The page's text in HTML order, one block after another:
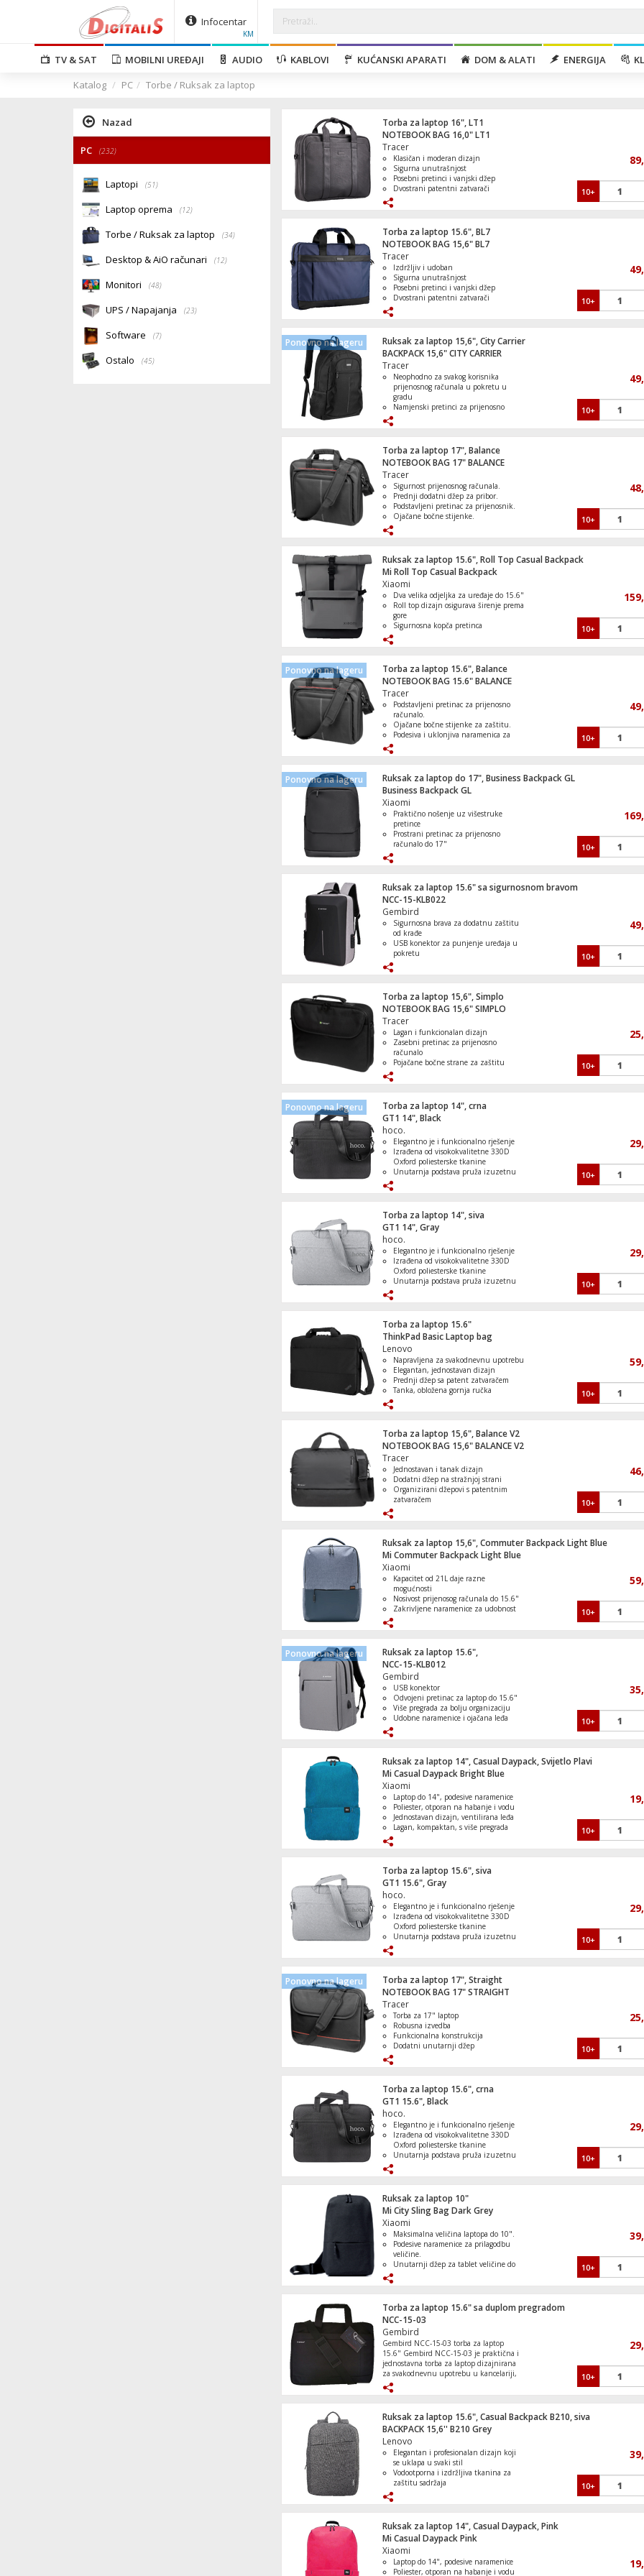
Infocentar
KM
TV & SAT MOBILNI UREĐAJI AUDIO KABLOVI KUĆANSKI APARATI DOM & ALATI ENERGIJA
Katalog
PC Torbe / Ruksak za laptop
Nazad
PC (232)
Laptopi (51)
Laptop oprema (12)
Torbe / Ruksak za laptop (34)
Desktop & AiO računari (12)
Monitori (48)
UPS / Napajanja (23)
Software (7)
Ostalo (45)
Torba za laptop 16", LT1
NOTEBOOK BAG 16,0" LT1
Tracer
Klasičan i moderan dizajn
Sigurna unutrašnjost
Posebni pretinci i vanjski džep
Dvostrani patentni zatvarači
10+
Torba za laptop 15.6", BL7
NOTEBOOK BAG 15,6" BL7
Tracer
Izdržljiv i udoban
Sigurna unutrašnjost
Posebni pretinci i vanjski džep
Dvostrani patentni zatvarači
10+
Ponovno na lageru
Ruksak za laptop 15,6", City Carrier
BACKPACK 15,6" CITY CARRIER
Tracer
Neophodno za svakog korisnika
prijenosnog računala u pokretu u
gradu
Namjenski pretinci za prijenosno
Pretinac za prijenosno računalo s
trakom na čičak
Reflektirajući dizajn za veću sigurnost
nakon što padne mrak
Meka podstava na leđima i
naramenicama za udobnost
10+
Torba za laptop 17", Balance
NOTEBOOK BAG 17" BALANCE
Tracer
Sigurnost prijenosnog računala.
Prednji dodatni džep za pribor.
Podstavljeni pretinac za prijenosnik.
Ojačane bočne stijenke.
10+
Ruksak za laptop 15.6", Roll Top Casual Backpack
Mi Roll Top Casual Backpack
Xiaomi
Dva velika odjeljka za uređaje do 15.6"
Roll top dizajn osigurava širenje prema
gore
Sigurnosna kopča pretinca
Mat završni materijal tijela ruksaka
10+
Ponovno na lageru
Torba za laptop 15.6", Balance
NOTEBOOK BAG 15.6" BALANCE
Tracer
Podstavljeni pretinac za prijenosno
računalo.
Ojačane bočne stijenke za zaštitu.
Podesiva i uklonjiva naramenica za
Prednji dodatni džep za pohranu
dodataka.
Remen za prtljagu za praktičnost.
10+
Ponovno na lageru
Ruksak za laptop do 17", Business Backpack GL
Business Backpack GL
Xiaomi
Praktično nošenje uz višestruke
pretince
Prostrani pretinac za prijenosno
računalo do 17"
Dvostruki bočni pretinci
Ergonomski dizajn ruksaka sa širokim
naramenicama
10+
Ruksak za laptop 15.6" sa sigurnosnom bravom
NCC-15-KLB022
Gembird
Sigurnosna brava za dodatnu zaštitu
od krađe
USB konektor za punjenje uređaja u
pokretu
Ergonomski dizajn za udobno nošenje
Više pretinaca za bolju organizaciju
stvari
10+
Torba za laptop 15,6", Simplo
NOTEBOOK BAG 15,6" SIMPLO
Tracer
Lagan i funkcionalan dizajn
Zasebni pretinac za prijenosno
računalo
Pojačane bočne strane za zaštitu
Prednji vanjski džep s čičkom
Dodatni džepovi za sitnice
10+
Ponovno na lageru
Torba za laptop 14", crna
GT1 14", Black
hoco.
Elegantno je i funkcionalno rješenje
Izrađena od visokokvalitetne 330D
Oxford poliesterske tkanine
Unutarnja podstava pruža izuzetnu
Patentni zatvarač, za sigurno
zatvaranje
Torba je teška samo 380g
10+
Torba za laptop 14", siva
GT1 14", Gray
hoco.
Elegantno je i funkcionalno rješenje
Izrađena od visokokvalitetne 330D
Oxford poliesterske tkanine
Unutarnja podstava pruža izuzetnu
Patentni zatvarač, za sigurno
zatvaranje
Torba je teška samo 380g
10+
Torba za laptop 15.6"
ThinkPad Basic Laptop bag
Lenovo
Napravljena za svakodnevnu upotrebu
Elegantan, jednostavan dizajn
Prednji džep sa patent zatvaračem
Tanka, obložena gornja ručka
10+
Torba za laptop 15,6", Balance V2
NOTEBOOK BAG 15,6" BALANCE V2
Tracer
Jednostavan i tanak dizajn
Dodatni džep na stražnjoj strani
Organizirani džepovi s patentnim
zatvaračem
računalo
Podesiva i uklonjiva naramenica
10+
Ruksak za laptop 15,6", Commuter Backpack Light Blue
Mi Commuter Backpack Light Blue
Xiaomi
Kapacitet od 21L daje razne
mogućnosti
Nosivost prijenosog računala do 15.6"
Zakrivljene naramenice za udobnost
Vodootporna tkanina i tkanina
otporna na habanje
10+
Ponovno na lageru
Ruksak za laptop 15.6",
NCC-15-KLB012
Gembird
USB konektor
Odvojeni pretinac za laptop do 15.6"
Više pregrada za bolju organizaciju
Udobne naramenice i ojačana leđa
10+
Ruksak za laptop 14", Casual Daypack, Svijetlo Plavi
Mi Casual Daypack Bright Blue
Xiaomi
Laptop do 14", podesive naramenice
Poliester, otporan na habanje i vodu
Jednostavan dizajn, ventilirana leđa
Lagan, kompaktan, s više pregrada
10+
Torba za laptop 15.6", siva
GT1 15.6", Gray
hoco.
Elegantno je i funkcionalno rješenje
Izrađena od visokokvalitetne 330D
Oxford poliesterske tkanine
Unutarnja podstava pruža izuzetnu
Patentni zatvarač, za sigurno
zatvaranje
Torba je teška samo 380g
10+
Ponovno na lageru
Torba za laptop 17", Straight
NOTEBOOK BAG 17" STRAIGHT
Tracer
Torba za 17" laptop
Robusna izvedba
Funkcionalna konstrukcija
Dodatni unutarnji džep
10+
Torba za laptop 15.6", crna
GT1 15.6", Black
hoco.
Elegantno je i funkcionalno rješenje
Izrađena od visokokvalitetne 330D
Oxford poliesterske tkanine
Unutarnja podstava pruža izuzetnu
Patentni zatvarač, za sigurno
zatvaranje
Torba je teška samo 380g
10+
Ruksak za laptop 10"
Mi City Sling Bag Dark Grey
Xiaomi
Maksimalna veličina laptopa do 10".
Podesive naramenice za prilagodbu
veličine.
Unutarnji džep za tablet veličine do
Neklizajući patent zatvarač za
sigurnost uređaja.
Izdržljiv materijal od poliestera.
10+
Torba za laptop 15.6" sa duplom pregradom
NCC-15-03
Gembird
Gembird NCC-15-03 torba za laptop
15.6" Gembird NCC-15-03 je praktična i
jednostavna torba za laptop dizajnirana
za svakodnevnu upotrebu u kancelariji,
školi ili na putu. Namijenjena je za
uređaje do 15.6 inča i pruža osnovnu
zaštitu zahvaljujući unutrašnjem dijelu
obloženom mekanim slojem koji štiti
laptop od ogrebotina i manjih udaraca.
Torba posjeduje duplu pregradu koja
omogućava bolju organizaciju – pored
laptopa, moguće je odvojeno smjestiti
punjač, miš, dokumente ili druge sitnice.
Dodatni džepovi olakšavaju nošenje
dodatne opreme, dok kompaktan i lagan
dizajn čini ovu torbu pogodnom za
svakodnevno nošenje. Klasičan crni izgled
odgovara poslovnim i privatnim prilikama.
• Tip: Torba za laptop • Kompatibilnost:
Laptop do 15.6" • Dimenzije: 43 x 31 x 10
cm • Boja: Crna • Težina: 0.6 kg •
Pregrade: Dupla unutrašnja pregrada •
Zaštita: Unutrašnjost obložena mekanim
10+
Ruksak za laptop 15.6", Casual Backpack B210, siva
BACKPACK 15,6'' B210 Grey
Lenovo
Elegantan i profesionalan dizajn koji
se uklapa u svaki stil
Vodootporna i izdržljiva tkanina za
zaštitu sadržaja
organizirani džepovi za dodatke
Lagan, ugodan za nošenje i praktičan
za svakodnevnu upotrebu
Idealan partner za rad, školu ili kraća
poslovna putovanja
10+
Ruksak za laptop 14", Casual Daypack, Pink
Mi Casual Daypack Pink
Xiaomi
Laptop do 14", podesive naramenice
Poliester, otporan na habanje i vodu
Električna peć za pizzu, 2000W, 380°C,
Frižider/Zamrzivač, zapremina 339l, A++
Kuhinjska napa, ugradbena, 146 W,
Kombinirani štednjak, pećnica 71 l,
Višenamjenski lonac, All-in-one, 1000 W
Vatrogasni kamion, LEGO Duplo
Vatrogasni spasilački helikopter, LEGO City
Kawasaki Ninja H2R motor, LEGO
Električni Romobil, 25 km/h, Domet do
4G mobilni WiFi router, 195 Mbps
Wireless N Access Point, 300Mbps,